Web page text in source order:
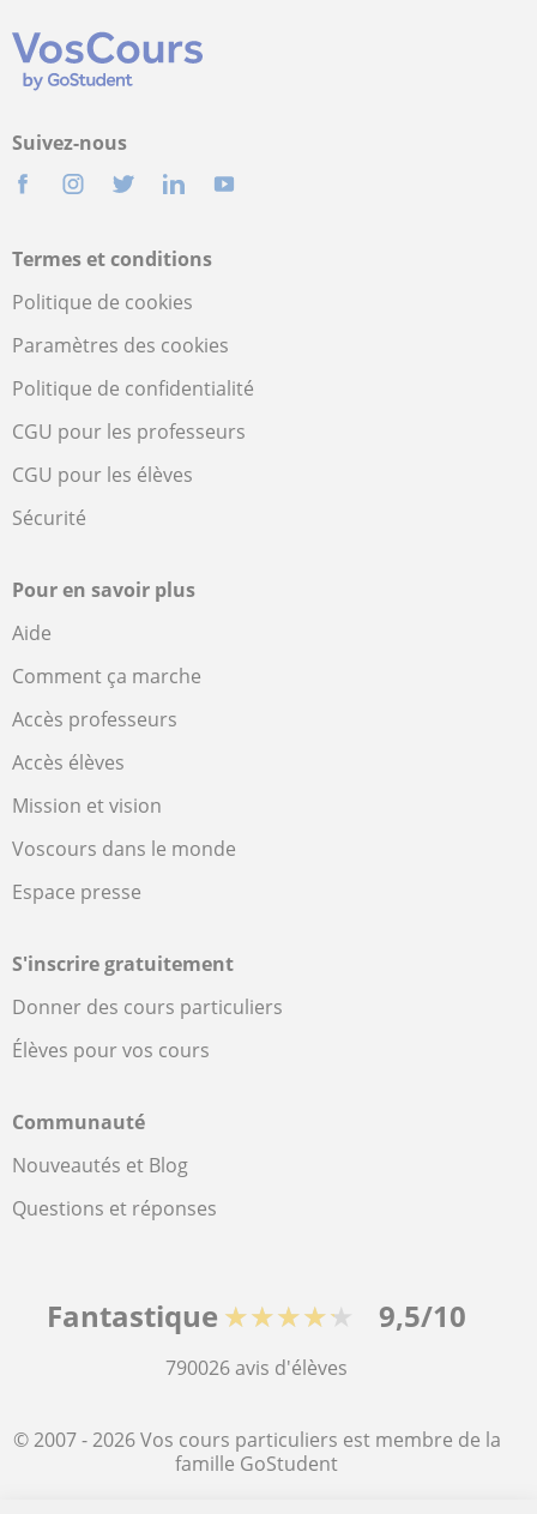
Suivez-nous
Termes et conditions
Politique de cookies
Paramètres des cookies
Politique de confidentialité
CGU pour les professeurs
CGU pour les élèves
Sécurité
Pour en savoir plus
Aide
Comment ça marche
Accès professeurs
Accès élèves
Mission et vision
Voscours dans le monde
Espace presse
S'inscrire gratuitement
Donner des cours particuliers
Élèves pour vos cours
Communauté
Nouveautés et Blog
Questions et réponses
Fantastique ★★★★★ 9,5/10
790026avis d'élèves
© 2007 - 2026 Vos cours particuliers est membre de la
famille GoStudent